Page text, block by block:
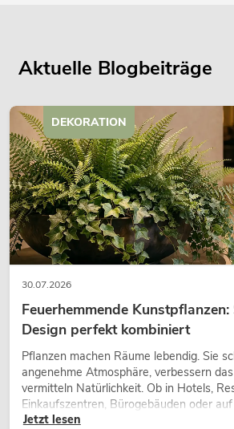
179,00€
Aktuelle Blogbeiträge
30.07.2026
Feuerhemmende
Design perfekt kombiniert
Pflanzen machen Räume lebendig. Sie
angenehme Atmosphäre, verbessern
vermitteln Natürlichkeit. Ob in Hotels,
Einkaufszentren, Bürogebäuden oder
eine hochwertige Begrünung gehört
Jetzt lesen
DEKORATION